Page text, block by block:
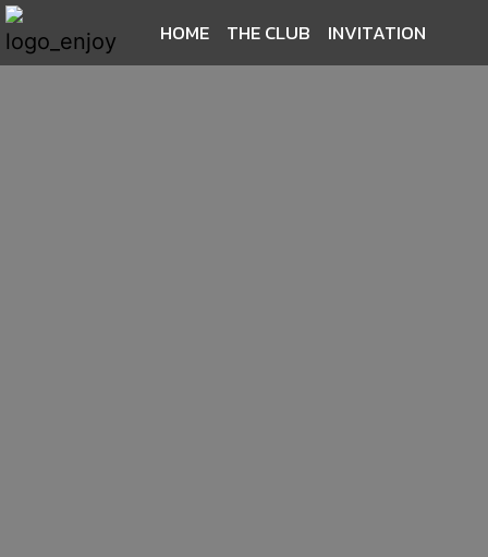
HOME THE CLUB INVITATION